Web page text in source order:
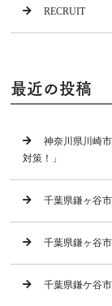
RECRUIT
最近の投稿
神奈川県川崎
対策！」
千葉県鎌ヶ谷
千葉県鎌ヶ谷
千葉県鎌ケ谷